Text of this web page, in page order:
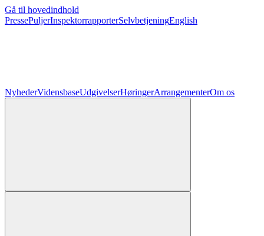
Gå til hovedindhold
PressePuljerInspektorrapporterSelvbetjeningEnglish
NyhederVidensbaseUdgivelserHøringerArrangementerOm os